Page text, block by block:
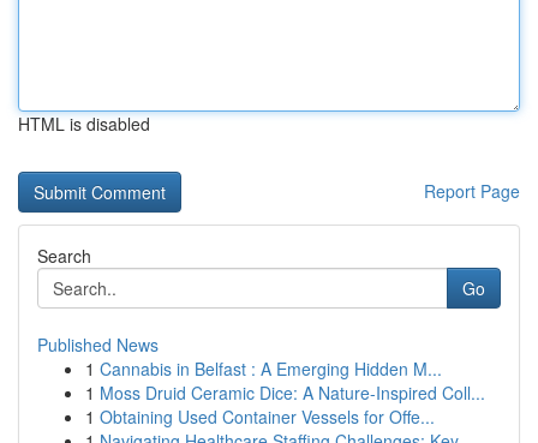
HTML is disabled
Report Page
Search
Go
Published News
1 Cannabis in Belfast : A Emerging Hidden M...
1 Moss Druid Ceramic Dice: A Nature-Inspired Coll...
1 Obtaining Used Container Vessels for Offe...